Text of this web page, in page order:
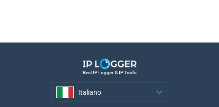
Best IP Logger & IP Tools
Italiano